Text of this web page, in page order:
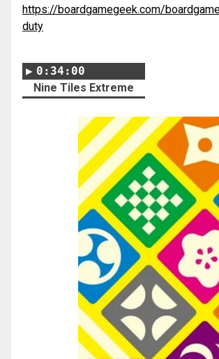
https://boardgamegeek.com/
duty
0:34:00
Nine Tiles Extreme